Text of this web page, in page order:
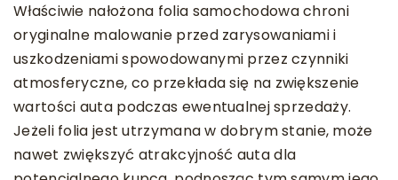
Właściwie nałożona folia samochodowa chroni
oryginalne malowanie przed zarysowaniami i
uszkodzeniami spowodowanymi przez czynniki
atmosferyczne, co przekłada się na zwiększenie
wartości auta podczas ewentualnej sprzedaży.
Jeżeli folia jest utrzymana w dobrym stanie, może
nawet zwiększyć atrakcyjność auta dla